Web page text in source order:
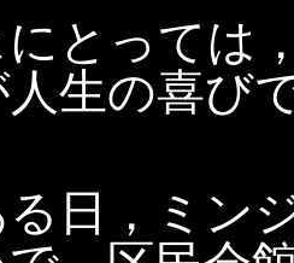
にとっては
生の喜び
日，ミン